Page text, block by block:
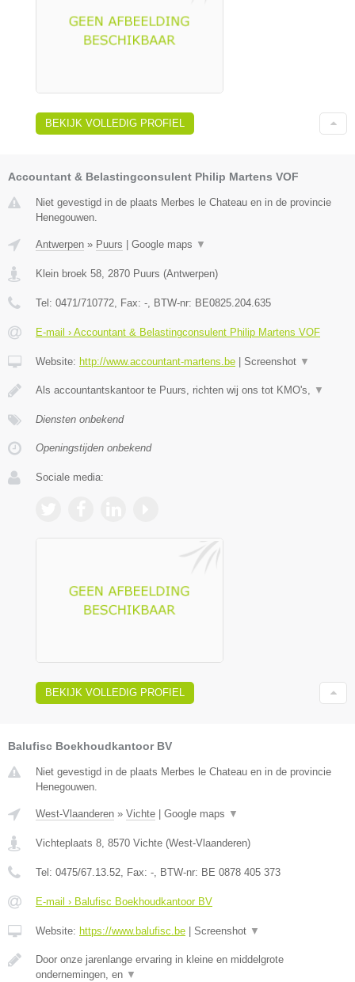
BEKIJK VOLLEDIG PROFIEL
Accountant & Belastingconsulent Philip Martens VOF
Niet gevestigd in de plaats Merbes le Chateau en in de provincie
Henegouwen.
Antwerpen » Puurs | Google maps ▼
Klein broek 58 2870 Puurs (Antwerpen)
Tel: 0471/710772 , Fax: - , BTW-nr: BE0825.204.635
E-mail › Accountant & Belastingconsulent Philip Martens VOF
Website: http://www.accountant-martens.be | Screenshot ▼
Als accountantskantoor te Puurs, richten wij ons tot KMO's, ▼
Diensten onbekend
Openingstijden onbekend
Sociale media:
BEKIJK VOLLEDIG PROFIEL
Balufisc Boekhoudkantoor BV
Niet gevestigd in de plaats Merbes le Chateau en in de provincie
Henegouwen.
West-Vlaanderen » Vichte Google maps ▼
Vichteplaats 8, 8570 Vichte (West-Vlaanderen)
Tel: 0475/67.13.52, Fax: -, BTW-nr: BE 0878 405 373
E-mail › Balufisc Boekhoudkantoor BV
Website: https://www.balufisc.be Screenshot ▼
Door onze jarenlange ervaring in kleine en middelgrote
ondernemingen, en ▼